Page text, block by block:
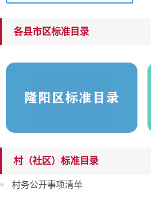
各县市区标准目录
村（社区）标准目录
村务公开事项清单